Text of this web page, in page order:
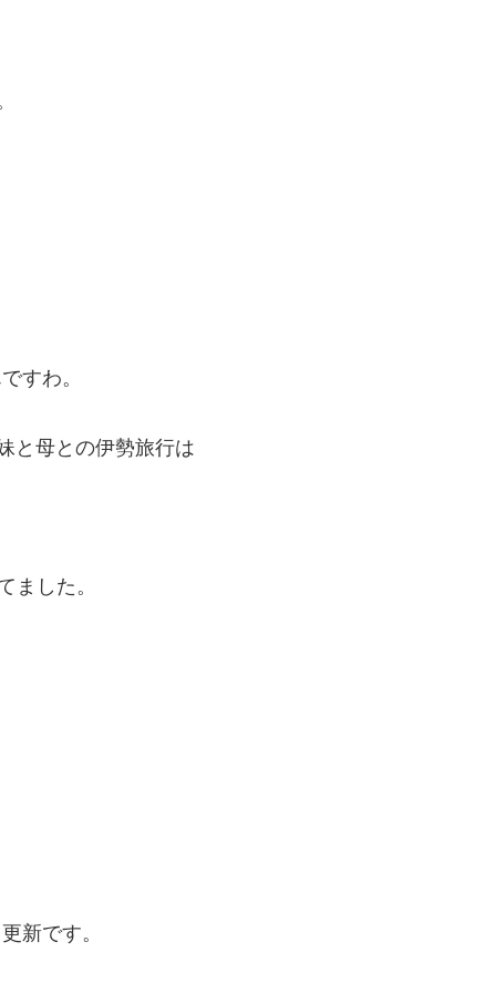
すわ。
と母との伊勢旅行は
ました。
新です。